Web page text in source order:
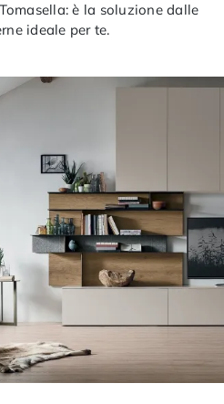
è la soluzione dalle
ideale per te.